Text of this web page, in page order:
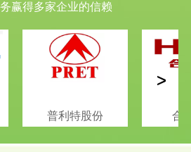
赢得多家企业的信赖
普利特股份 合
>